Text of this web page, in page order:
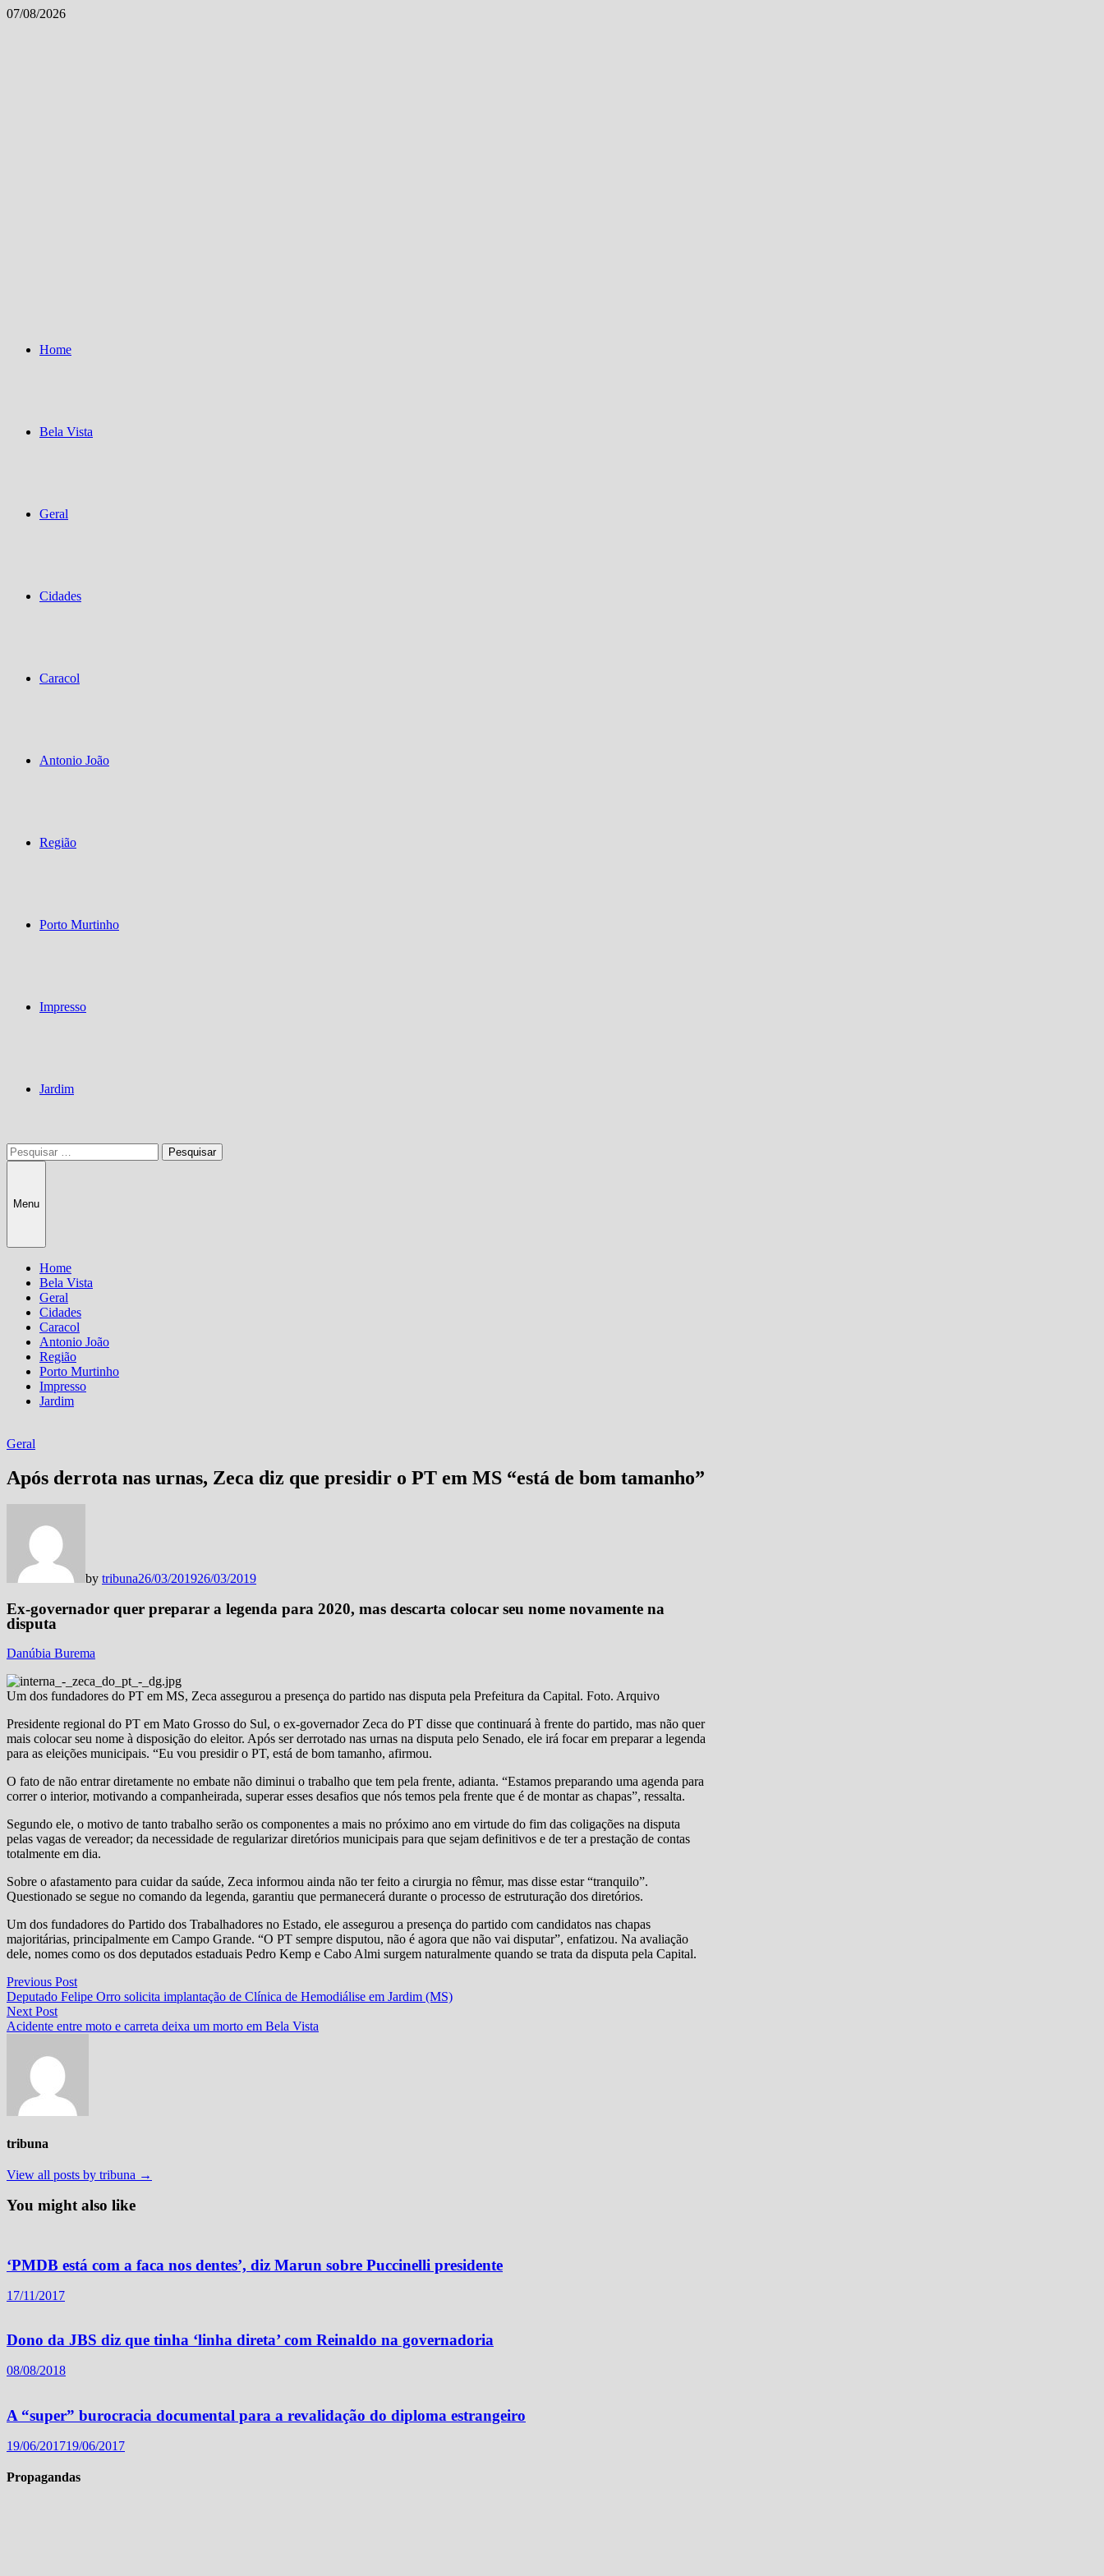
Skip
07/08/2026
Home
Bela Vista
Geral
Cidades
Caracol
Antonio João
Região
Porto Murtinho
Impresso
Jardim
Pesquisar
por:
Menu
Home
Bela Vista
Geral
Cidades
Caracol
Antonio João
Região
Porto Murtinho
Impresso
Jardim
Geral
Após derrota nas urnas, Zeca diz que presidir o PT em MS “está de bom tamanho”
by tribuna26/03/201926/03/2019
Ex-governador quer preparar a legenda para 2020, mas descarta colocar seu nome novamente na
disputa
Danúbia Burema
Um dos fundadores do PT em MS, Zeca assegurou a presença do partido nas disputa pela Prefeitura da Capital. Foto. Arquivo
Presidente regional do PT em Mato Grosso do Sul, o ex-governador Zeca do PT disse que continuará à frente do partido, mas não quer
mais colocar seu nome à disposição do eleitor. Após ser derrotado nas urnas na disputa pelo Senado, ele irá focar em preparar a legenda
para as eleições municipais. “Eu vou presidir o PT, está de bom tamanho, afirmou.
O fato de não entrar diretamente no embate não diminui o trabalho que tem pela frente, adianta. “Estamos preparando uma agenda para
correr o interior, motivando a companheirada, superar esses desafios que nós temos pela frente que é de montar as chapas”, ressalta.
Segundo ele, o motivo de tanto trabalho serão os componentes a mais no próximo ano em virtude do fim das coligações na disputa
pelas vagas de vereador; da necessidade de regularizar diretórios municipais para que sejam definitivos e de ter a prestação de contas
totalmente em dia.
Sobre o afastamento para cuidar da saúde, Zeca informou ainda não ter feito a cirurgia no fêmur, mas disse estar “tranquilo”.
Questionado se segue no comando da legenda, garantiu que permanecerá durante o processo de estruturação dos diretórios.
Um dos fundadores do Partido dos Trabalhadores no Estado, ele assegurou a presença do partido com candidatos nas chapas
majoritárias, principalmente em Campo Grande. “O PT sempre disputou, não é agora que não vai disputar”, enfatizou. Na avaliação
dele, nomes como os dos deputados estaduais Pedro Kemp e Cabo Almi surgem naturalmente quando se trata da disputa pela Capital.
Navegação
de
Post
Previous PostPrevious
post:
Deputado Felipe Orro solicita implantação de Clínica de Hemodiálise em Jardim (MS)
Next PostNext
post:
Acidente entre moto e carreta deixa um morto em Bela Vista
tribuna
View all posts by tribuna →
You might also like
‘PMDB está com a faca nos dentes’, diz Marun sobre Puccinelli presidente
17/11/2017
Dono da JBS diz que tinha ‘linha direta’ com Reinaldo na governadoria
08/08/2018
A “super” burocracia documental para a revalidação do diploma estrangeiro
19/06/201719/06/2017
Propagandas